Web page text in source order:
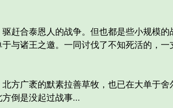
合泰恩人的战争。但也都是些小规模的
与诸王之邀。一同讨伐了不知死活的，
广袤的默素拉善草牧，也已在大单于舍
倒是没起过战事...